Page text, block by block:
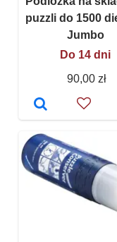
puzzli do 1500
Jumbo
Do 14 dni
90,00 zł